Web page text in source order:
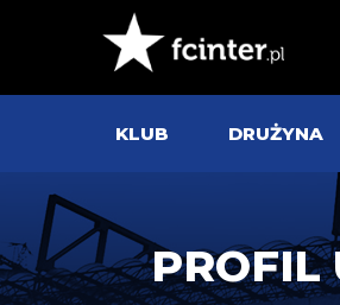
KLUB DRUŻYNA
PROFIL